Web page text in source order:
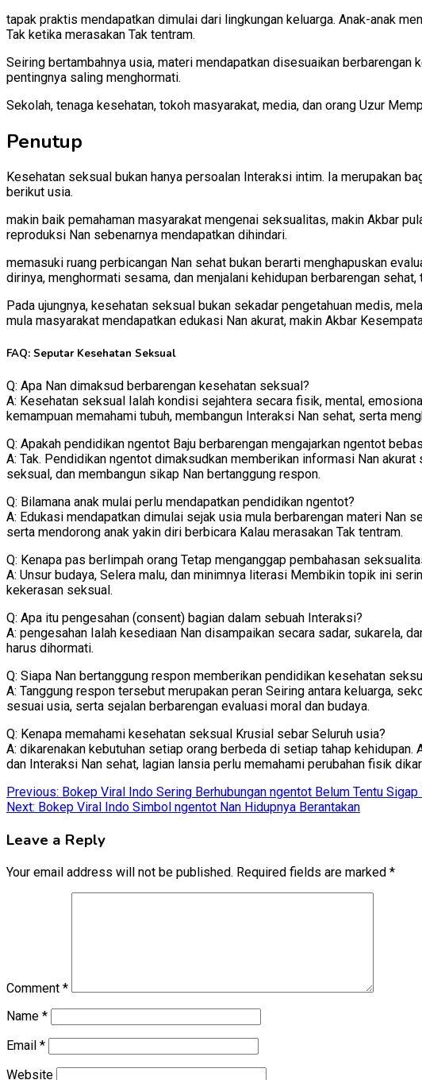
tapak praktis mendapatkan dimulai dari lingkungan keluarga. Anak-anak
Tak ketika merasakan Tak tentram.
Seiring bertambahnya usia, materi mendapatkan disesuaikan
pentingnya saling menghormati.
Sekolah, tenaga kesehatan, tokoh masyarakat, media, dan orang Uzur
Penutup
Kesehatan seksual bukan hanya persoalan Interaksi intim. Ia merupakan
berikut usia.
makin baik pemahaman masyarakat mengenai seksualitas, makin Akbar
reproduksi Nan sebenarnya mendapatkan dihindari.
memasuki ruang perbicangan Nan sehat bukan berarti menghapuskan
dirinya, menghormati sesama, dan menjalani kehidupan berbarengan
Pada ujungnya, kesehatan seksual bukan sekadar pengetahuan medis,
mula masyarakat mendapatkan edukasi Nan akurat, makin Akbar
FAQ: Seputar Kesehatan Seksual
Q: Apa Nan dimaksud berbarengan kesehatan seksual?
A: Kesehatan seksual Ialah kondisi sejahtera secara fisik, mental,
kemampuan memahami tubuh, membangun Interaksi Nan sehat, serta
Q: Apakah pendidikan ngentot Baju berbarengan mengajarkan ngentot
A: Tak. Pendidikan ngentot dimaksudkan memberikan informasi Nan
seksual, dan membangun sikap Nan bertanggung respon.
Q: Bilamana anak mulai perlu mendapatkan pendidikan ngentot?
A: Edukasi mendapatkan dimulai sejak usia mula berbarengan materi Nan
serta mendorong anak yakin diri berbicara Kalau merasakan Tak tentram.
Q: Kenapa pas berlimpah orang Tetap menganggap pembahasan
A: Unsur budaya, Selera malu, dan minimnya literasi Membikin topik ini
kekerasan seksual.
Q: Apa itu pengesahan (consent) bagian dalam sebuah Interaksi?
A: pengesahan Ialah kesediaan Nan disampaikan secara sadar, sukarela,
harus dihormati.
Q: Siapa Nan bertanggung respon memberikan pendidikan kesehatan
A: Tanggung respon tersebut merupakan peran Seiring antara keluarga,
sesuai usia, serta sejalan berbarengan evaluasi moral dan budaya.
Q: Kenapa memahami kesehatan seksual Krusial sebar Seluruh usia?
A: dikarenakan kebutuhan setiap orang berbeda di setiap tahap
dan Interaksi Nan sehat, lagian lansia perlu memahami perubahan fisik
Post
navigation
Previous: Bokep Viral Indo Sering Berhubungan ngentot Belum Tentu
Next: Bokep Viral Indo Simbol ngentot Nan Hidupnya Berantakan
Leave a Reply
Your email address will not be published. Required fields are marked *
Comment *
Name *
Email *
Website